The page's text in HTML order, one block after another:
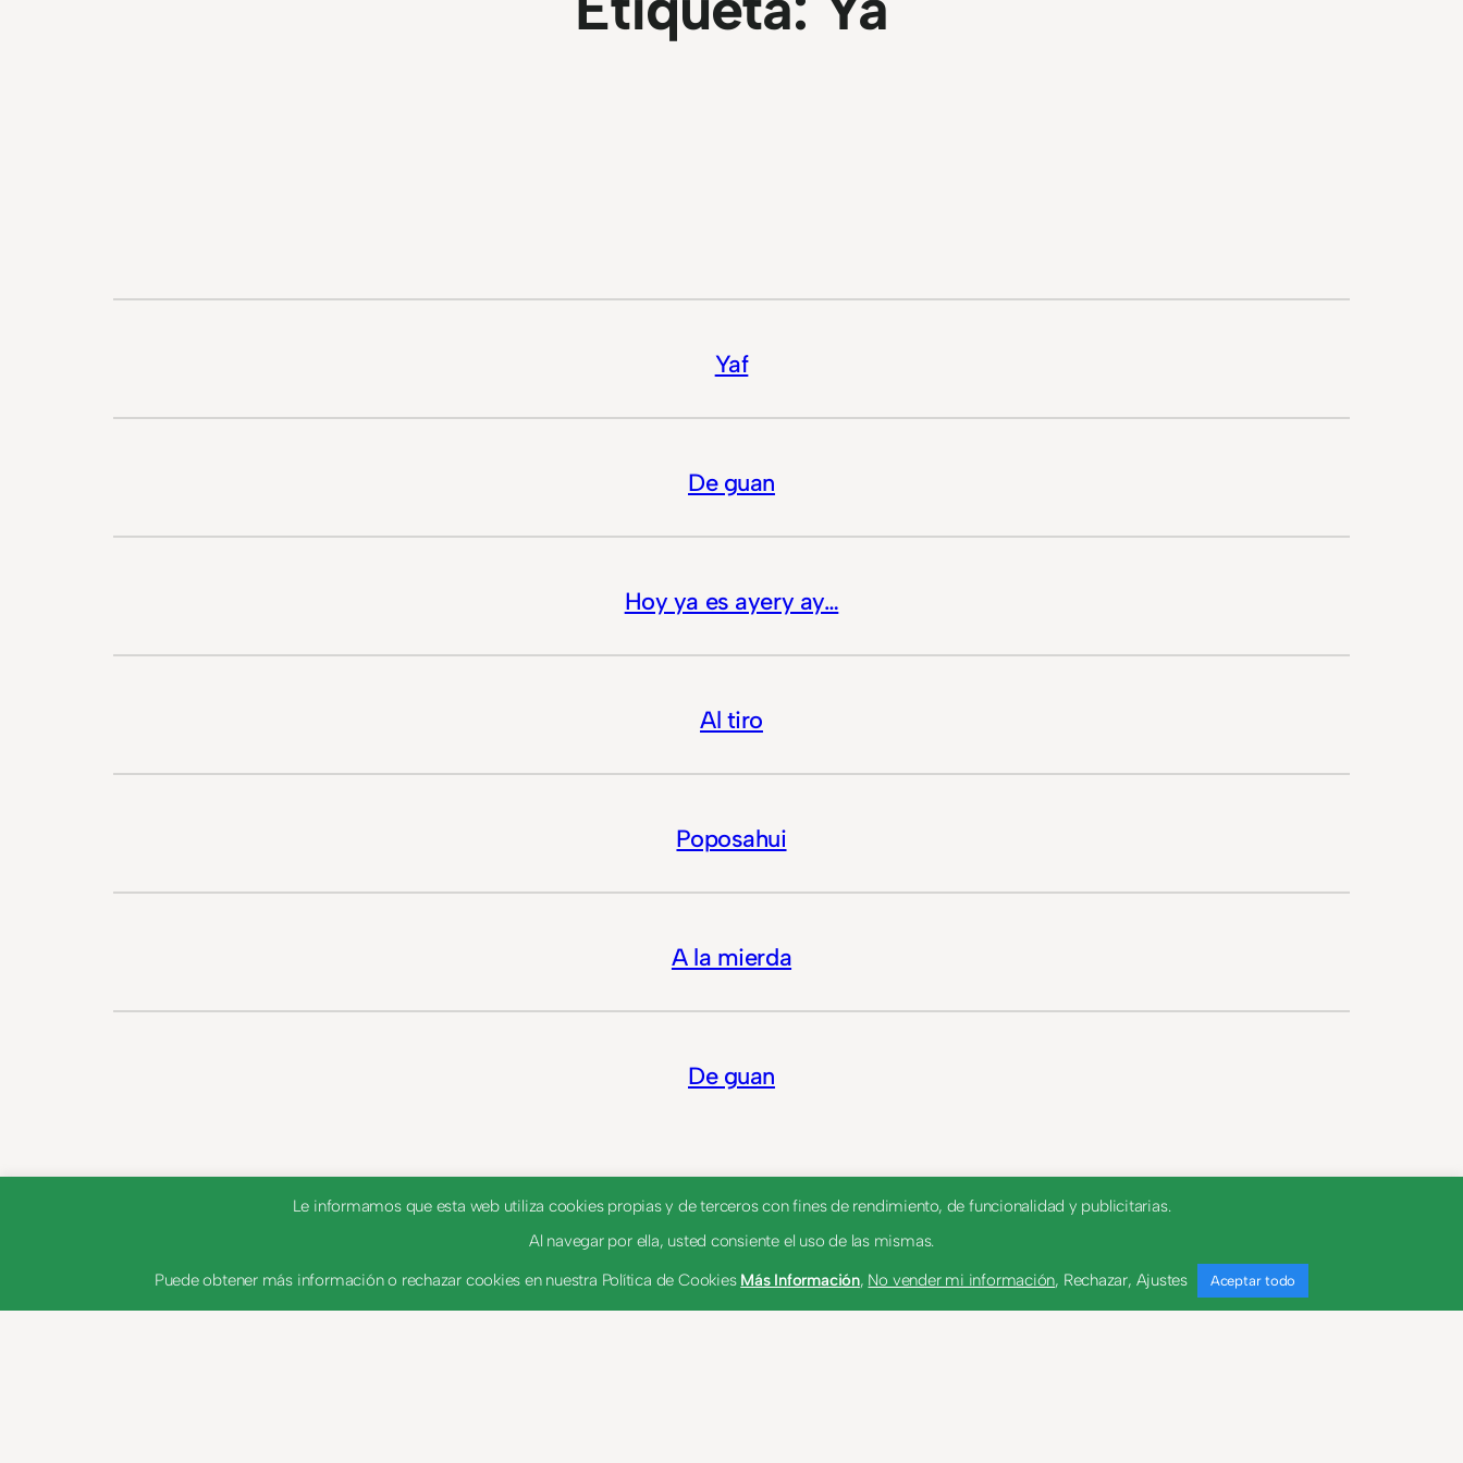
Yaf
De guan
Hoy ya es ayery ay…
Al tiro
Poposahui
A la mierda
De guan
Le informamos que esta web utiliza cookies propias y de terceros con fines de rendimiento, de funcionalidad y publicitarias.
Al navegar por ella, usted consiente el uso de las mismas.
Puede obtener más información o rechazar cookies en nuestra Política de Cookies Más Información, No vender mi información, Rechazar, Ajustes Aceptar todo